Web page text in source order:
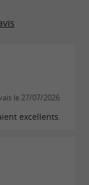
le 27/07/2026
excellents.